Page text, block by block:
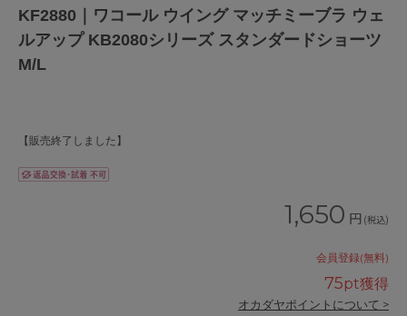
KF2880｜ワコール ウイング マッチミーブラ ウェ
ルアップ KB2080シリーズ スタンダードショーツ
M/L
【販売終了しました】
1,650 円 (税込)
会員登録(無料)
75pt獲得
オカダヤポイントについて >